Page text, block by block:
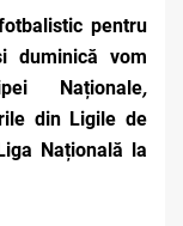
pentru
duminică vom
Naționale,
din Ligile de
Națională la